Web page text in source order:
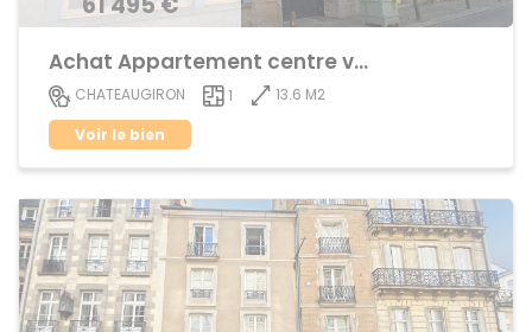
Achat Appartement centre ville
CHATEAUGIRON 1
13.6 M2
Voir le bien